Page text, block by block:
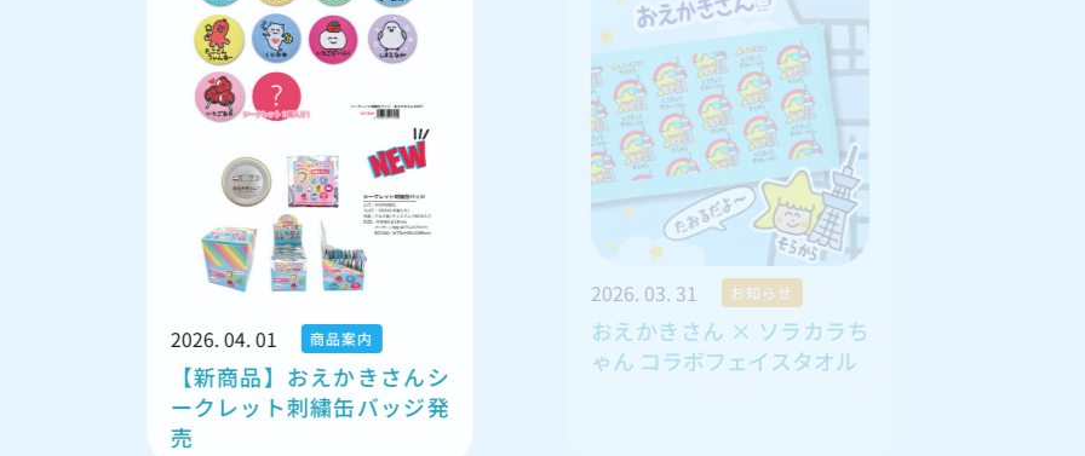
2026. 04. 01 商品案内
【新商品】おえかきさんシ
ークレット刺繍缶バッジ発
売
2026. 03. 31 お知らせ
おえかきさん × ソラカラち
ゃん コラボフェイスタオル
おえかきさん 東北限定
地フェイスタオル